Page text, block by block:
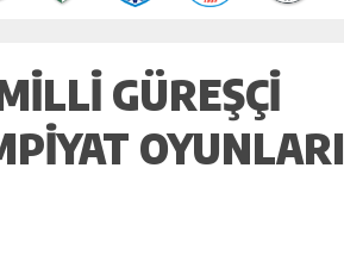
GÜREŞÇI
OYUNLARI